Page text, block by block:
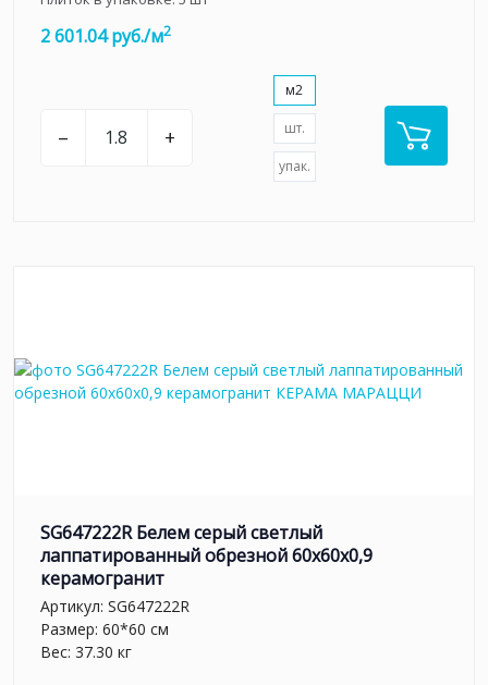
2 601.04 руб./м2
– +
м2
шт.
упак.
SG647222R Белем серый светлый
лаппатированный обрезной 60x60x0,9
керамогранит
Артикул: SG647222R
Размер: 60*60 см
Вес: 37.30 кг